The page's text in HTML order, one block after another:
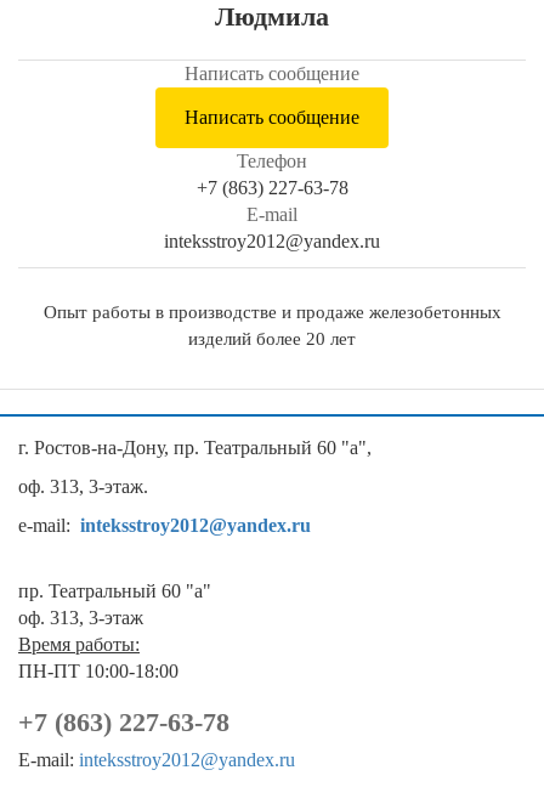
Людмила
Написать сообщение
Написать сообщение
Телефон
+7 (863) 227-63-78
E-mail
inteksstroy2012@yandex.ru
Опыт работы в производстве и продаже железобетонных
изделий более 20 лет
г. Ростов-на-Дону, пр. Театральный 60 "а",
оф. 313, 3-этаж.
e-mail: inteksstroy2012@yandex.ru
пр. Театральный 60 "а"
оф. 313, 3-этаж
Время работы:
ПН-ПТ 10:00-18:00
+7 (863) 227-63-78
E-mail: inteksstroy2012@yandex.ru